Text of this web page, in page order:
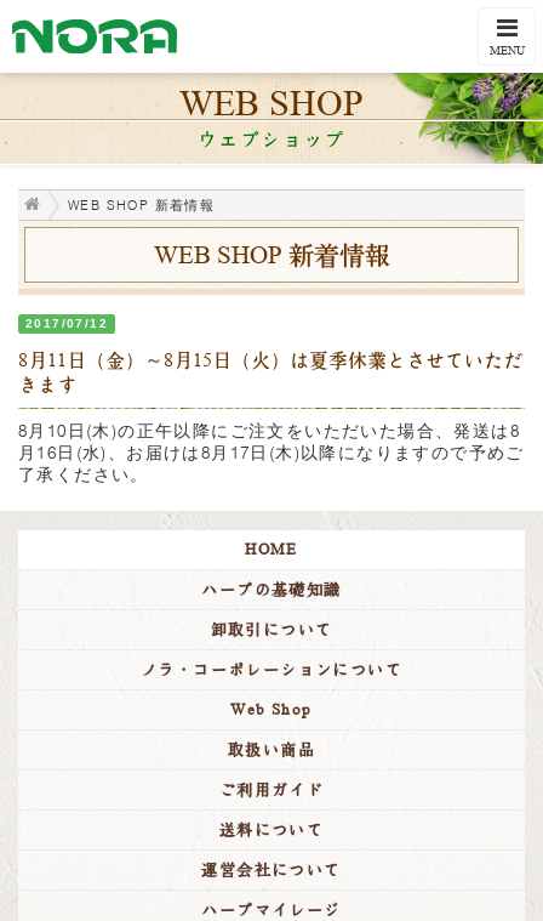
MENU
WEB SHOP
ウェブショップ
WEB SHOP 新着情報
WEB SHOP 新着情報
2017/07/12
8月11日（金）～8月15日（火）は夏季休業とさせていただ
きます
8月10日(木)の正午以降にご注文をいただいた場合、発送は8
月16日(水)、お届けは8月17日(木)以降になりますので予めご
了承ください。
HOME
ハーブの基礎知識
卸取引について
ノラ・コーポレーションについて
Web Shop
取扱い商品
ご利用ガイド
送料について
運営会社について
ハーブマイレージ